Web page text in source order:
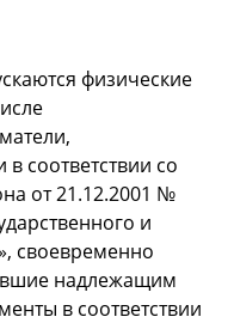
физические
соответствии со
от 21.12.2001 №
и
своевременно
надлежащим
в соответствии